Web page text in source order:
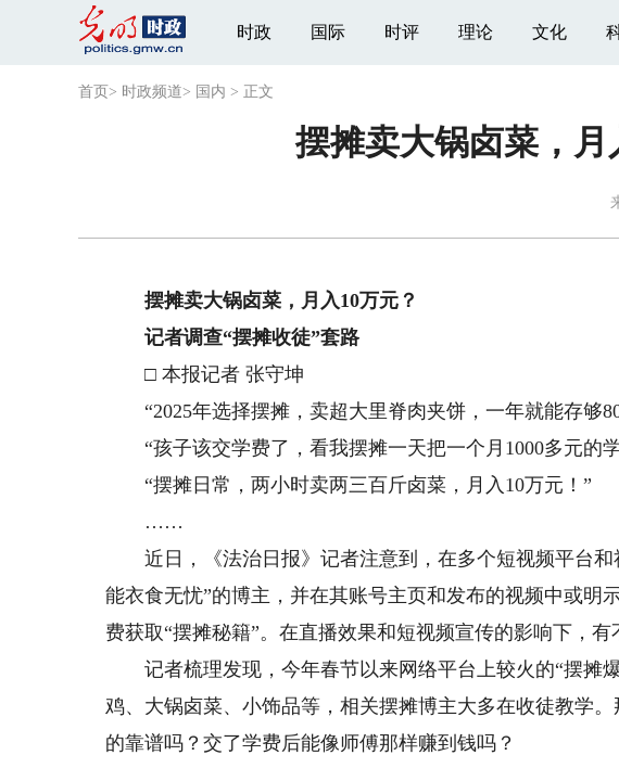
时政 国际 时评 理论 文化
首页 > 时政频道> 国内 > 正文
摆摊卖大锅卤菜，
摆摊卖大锅卤菜，月入10万元？
记者调查“摆摊收徒”套路
□ 本报记者 张守坤
“2025年选择摆摊，卖超大里脊肉夹饼，一年就能存够
“孩子该交学费了，看我摆摊一天把一个月1000多元的
“摆摊日常，两小时卖两三百斤卤菜，月入10万元！”
……
近日，《法治日报》记者注意到，在多个短视频平台和
能衣食无忧”的博主，并在其账号主页和发布的视频中或明
费获取“摆摊秘籍”。在直播效果和短视频宣传的影响下，有
记者梳理发现，今年春节以来网络平台上较火的“摆摊
鸡、大锅卤菜、小饰品等，相关摆摊博主大多在收徒教学
的靠谱吗？交了学费后能像师傅那样赚到钱吗？